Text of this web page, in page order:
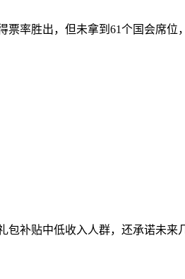
率胜出，但未拿到61个国会席位
补贴中低收入人群，还承诺未来